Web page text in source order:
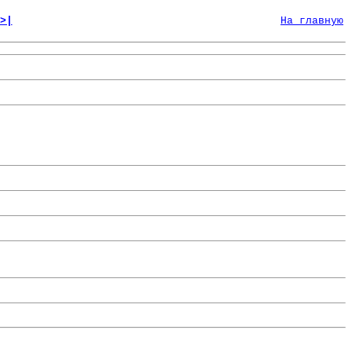
На главную